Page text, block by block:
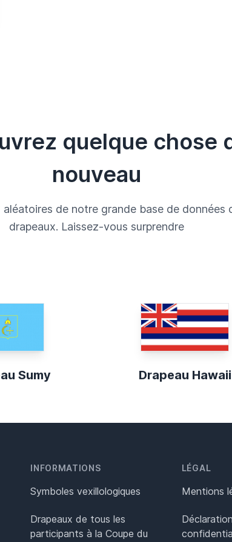
quelque chose
nouveau
aléatoires de notre grande base de données
drapeaux. Laissez-vous surprendre
Sumy Drapeau Hawaii
INFORMATIONS
Symboles vexillologiques
Drapeaux de tous les
participants à la Coupe du
LÉGAL
Mentions